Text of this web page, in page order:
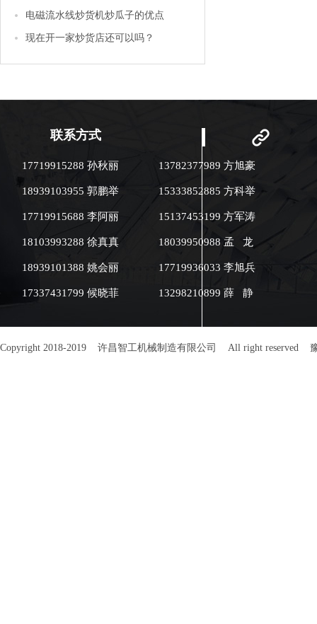
电磁流水线炒货机炒瓜子的优点
现在开一家炒货店还可以吗？
联系方式
17719915288 孙秋丽 13782377989 方旭豪
18939103955 郭鹏举 15333852885 方科举
17719915688 李阿丽 15137453199 方军涛
18103993288 徐真真 18039950988 孟 龙
18939101388 姚会丽 17719936033 李旭兵
17337431799 候晓菲 13298210899 薛 静
Copyright 2018-2019 许昌智工机械制造有限公司 All right reserved